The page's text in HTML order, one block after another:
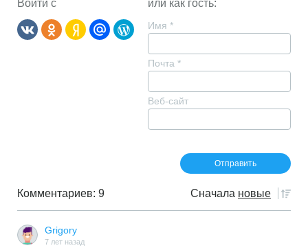
Войти с или как гость:
Имя *
Почта *
Веб-сайт
Комментариев: 9 Сначала новые
Grigory
7 лет назад